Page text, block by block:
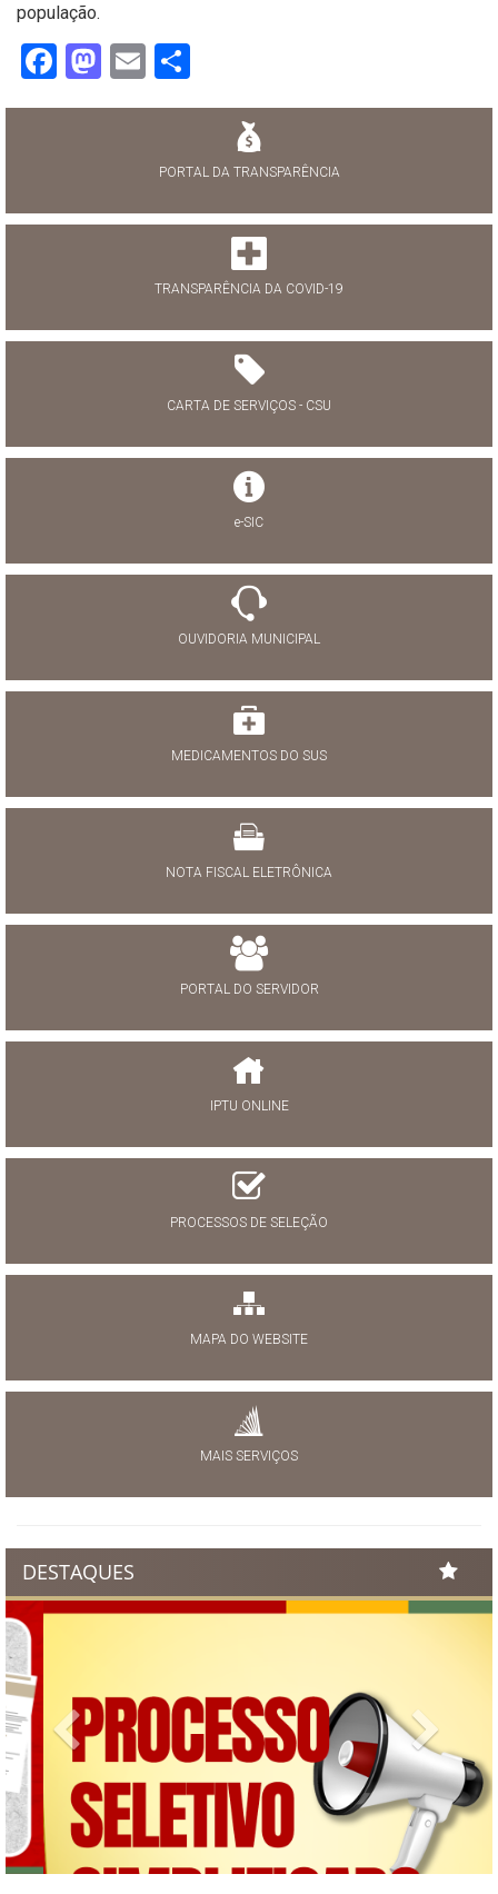
população.
Facebook
Mastodon
Email
PORTAL DA TRANSPARÊNCIA
TRANSPARÊNCIA DA COVID-19
CARTA DE SERVIÇOS - CSU
e-SIC
OUVIDORIA MUNICIPAL
MEDICAMENTOS DO SUS
NOTA FISCAL ELETRÔNICA
PORTAL DO SERVIDOR
IPTU ONLINE
PROCESSOS DE SELEÇÃO
MAPA DO WEBSITE
MAIS SERVIÇOS
DESTAQUES
Previous Next